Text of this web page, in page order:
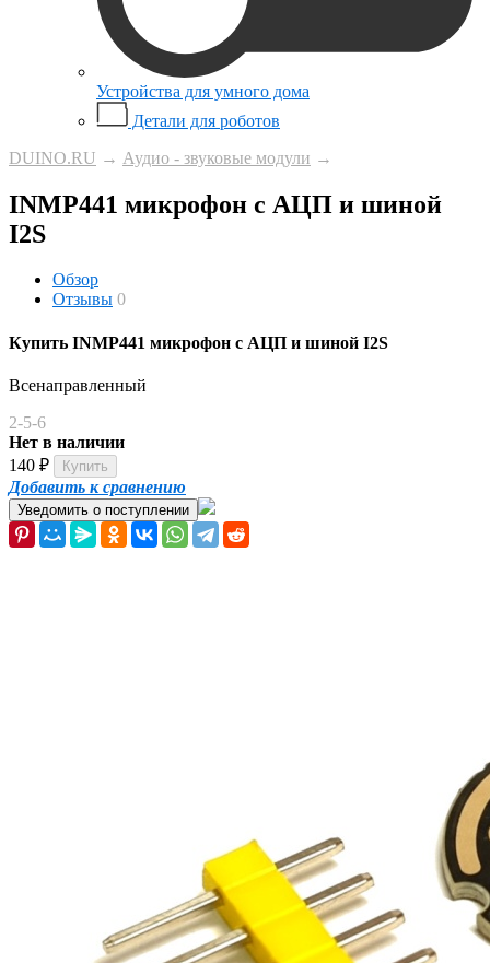
Устройства для умного дома
Детали для роботов
DUINO.RU → Аудио - звуковые модули →
INMP441 микрофон c АЦП и шиной
I2S
Обзор
Отзывы 0
Купить INMP441 микрофон c АЦП и шиной I2S
Всенаправленный
2-5-6
Нет в наличии
140 ₽
Добавить к сравнению
Уведомить о поступлении